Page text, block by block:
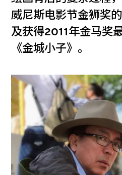
威尼斯电影节金狮奖
及获得2011年金马奖
《金城小子》。